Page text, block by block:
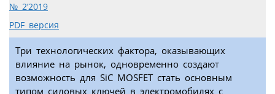
№ 2’2019
PDF версия
Три технологических фактора, оказывающих
влияние на рынок, одновременно создают
возможность для SiC MOSFET стать основным
типом силовых ключей в электромобилях с